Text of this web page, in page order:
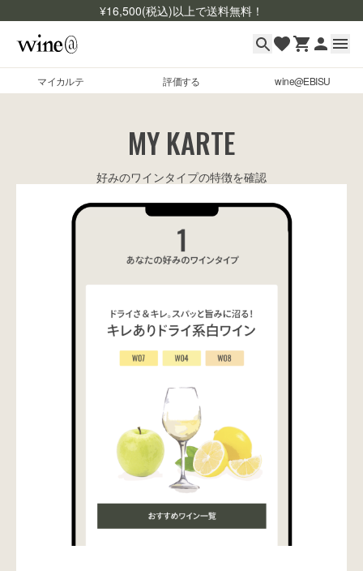
¥16,500(税込)以上で送料無料！
マイカルテ 評価する wine@EBISU
マイカルテ
wine@EBISU
商品検索
よくあるご質問
wine@とは
MY KARTE
好みのワインタイプの特徴を確認